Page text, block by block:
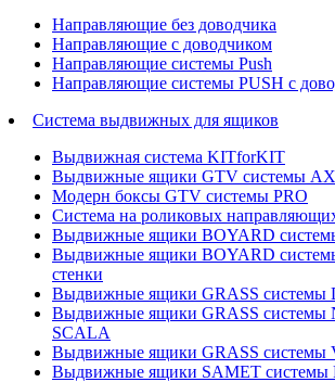
Направляющие без доводчика
Направляющие с доводчиком
Направляющие системы Push
Направляющие системы PUSH с
Система выдвижных для ящиков
Выдвижная система KITforKIT
Выдвижные ящики GTV системы
Модерн боксы GTV системы PRO
Система на роликовых
Выдвижные ящики BOYARD
Выдвижные ящики BOYARD
стенки
Выдвижные ящики GRASS системы
Выдвижные ящики GRASS системы
SCALA
Выдвижные ящики GRASS системы
Выдвижные ящики SAMET системы